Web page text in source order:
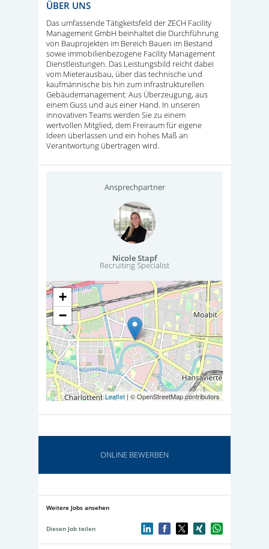
ÜBER UNS
Das umfassende Tätigkeitsfeld der ZECH Facility
Management GmbH beinhaltet die Durchführung
von Bauprojekten im Bereich Bauen im Bestand
sowie immobilienbezogene Facility Management
Dienstleistungen. Das Leistungsbild reicht dabei
vom Mieterausbau, über das technische und
kaufmännische bis hin zum infrastrukturellen
Gebäudemanagement: Aus Überzeugung, aus
einem Guss und aus einer Hand. In unseren
innovativen Teams werden Sie zu einem
wertvollen Mitglied, dem Freiraum für eigene
Ideen überlassen und ein hohes Maß an
Verantwortung übertragen wird.
Ansprechpartner
Nicole Stapf
Recruiting Specialist
+
−
Leaflet | © OpenStreetMap contributors
ONLINE BEWERBEN
Weitere Jobs ansehen
Diesen Job teilen